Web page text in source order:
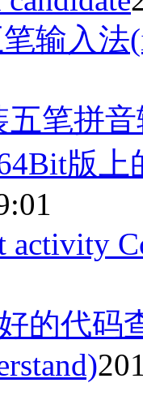
输入法
五笔拼
版
activity
的代码